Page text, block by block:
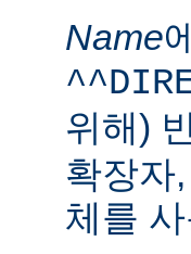
Name
위해)
확장자
체를